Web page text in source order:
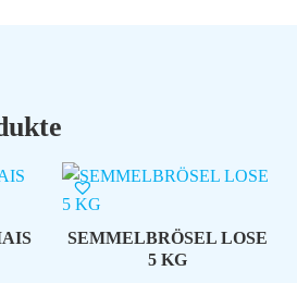
SEMMELBRÖSEL LOSE
5 KG